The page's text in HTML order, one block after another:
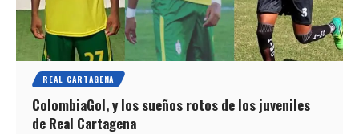
REAL CARTAGENA
ColombiaGol, y los sueños rotos de los juveniles
de Real Cartagena